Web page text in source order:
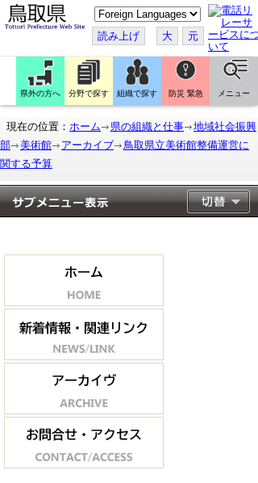
こ
の
ペ
ー
ジ
翻
訳
す
読み上げ 大 元
県外の方へ 分野で探す 組織で探す 防災 緊急 メニュー
現在の位置： ホーム 県の組織と仕事
地域社会振興
部
美術館 アーカイブ
鳥取県立美術館整備運営に
関する予算